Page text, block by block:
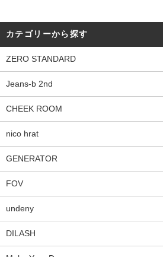
カテゴリーから探す
ZERO STANDARD
Jeans-b 2nd
CHEEK ROOM
nico hrat
GENERATOR
FOV
undeny
DILASH